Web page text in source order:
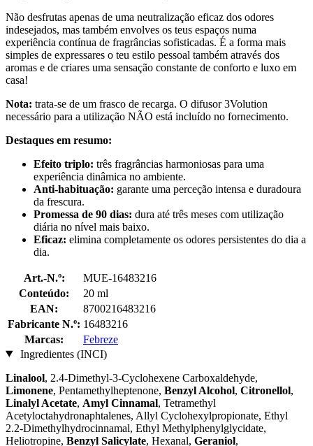
Não desfrutas apenas de uma neutralização eficaz dos odores
indesejados, mas também envolves os teus espaços numa
experiência contínua de fragrâncias sofisticadas. É a forma mais
simples de expressares o teu estilo pessoal também através dos
aromas e de criares uma sensação constante de conforto e luxo em
casa!
Nota: trata-se de um frasco de recarga. O difusor 3Volution
necessário para a utilização NÃO está incluído no fornecimento.
Destaques em resumo:
Efeito triplo: três fragrâncias harmoniosas para uma
experiência dinâmica no ambiente.
Anti-habituação: garante uma perceção intensa e duradoura
da frescura.
Promessa de 90 dias: dura até três meses com utilização
diária no nível mais baixo.
Eficaz: elimina completamente os odores persistentes do dia a
dia.
Art.-N.º:
MUE-16483216
Conteúdo:
20 ml
EAN:
8700216483216
Fabricante N.º: 16483216
Marcas:
Febreze
Ingredientes (INCI)
Linalool, 2.4-Dimethyl-3-Cyclohexene Carboxaldehyde,
Limonene, Pentamethylheptenone, Benzyl Alcohol, Citronellol,
Linalyl Acetate, Amyl Cinnamal, Tetramethyl
Acetyloctahydronaphtalenes, Allyl Cyclohexylpropionate, Ethyl
2.2-Dimethylhydrocinnamal, Ethyl Methylphenylglycidate,
Heliotropine, Benzyl Salicylate, Hexanal, Geraniol,